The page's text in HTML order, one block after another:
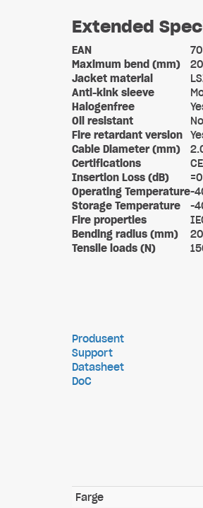
Extended
EAN
Maximum bend (mm)
20
Jacket material
Anti-kink sleeve
Halogenfree
Oil resistant
No
Fire retardant version
Cable Diameter (mm)
Certifications
Insertion Loss (dB)
Operating Temperature-
Storage Temperature
-
Fire properties
Bending radius (mm)
Tensile loads (N)
Produsent
Support
Datasheet
DoC
Farge